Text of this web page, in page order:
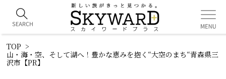
TOP
山・海・空、そして湖へ！豊かな恵みを抱く“大空のまち“青森県三
沢市【PR】